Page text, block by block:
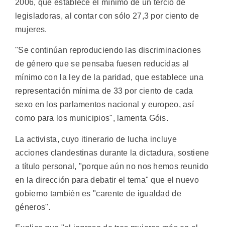
2006, que establece el mínimo de un tercio de
legisladoras, al contar con sólo 27,3 por ciento de
mujeres.
"Se continúan reproduciendo las discriminaciones
de género que se pensaba fuesen reducidas al
mínimo con la ley de la paridad, que establece una
representación mínima de 33 por ciento de cada
sexo en los parlamentos nacional y europeo, así
como para los municipios", lamenta Góis.
La activista, cuyo itinerario de lucha incluye
acciones clandestinas durante la dictadura, sostiene
a título personal, "porque aún no nos hemos reunido
en la dirección para debatir el tema" que el nuevo
gobierno también es "carente de igualdad de
géneros".